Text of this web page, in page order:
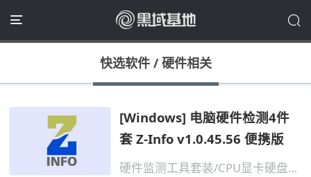
快选软件/硬件相关
[Windows] 电脑硬件检测4件
套 Z-Info v1.0.45.56 便携版
硬件监测工具套装/CPU显卡硬盘PCI设备